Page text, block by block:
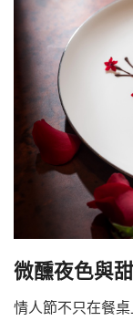
微醺夜色與
情人節不只在餐